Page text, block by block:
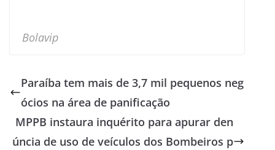
Bolavip
Paraíba tem mais de 3,7 mil pequenos neg
ócios na área de panificação
MPPB instaura inquérito para apurar den
úncia de uso de veículos dos Bombeiros p